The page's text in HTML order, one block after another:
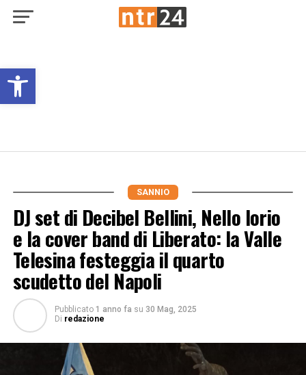
Open toolbar
SANNIO
DJ set di Decibel Bellini, Nello Iorio
e la cover band di Liberato: la Valle
Telesina festeggia il quarto
scudetto del Napoli
Pubblicato 1 anno fa su 30 Mag, 2025
Di redazione